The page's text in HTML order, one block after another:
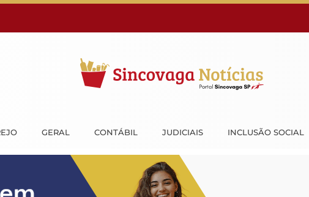
GERAL CONTÁBIL JUDICIAIS INCLUSÃO SOCIAL